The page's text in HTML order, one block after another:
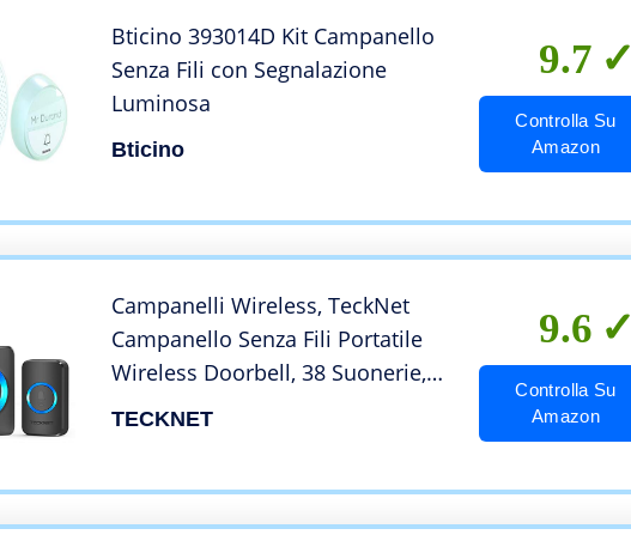
Bticino 393014D Kit Campanello
Senza Fili con Segnalazione
Luminosa
Bticino
9.7
Controlla Su
Amazon
Campanelli Wireless, TeckNet
Campanello Senza Fili Portatile
Wireless Doorbell, 38 Suonerie,
Indicatori LED, 400M Operativo a
TECKNET
9.6
Controlla Su
Amazon